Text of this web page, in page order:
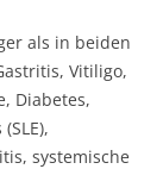
als in beiden
Vitiligo,
Diabetes,
systemische